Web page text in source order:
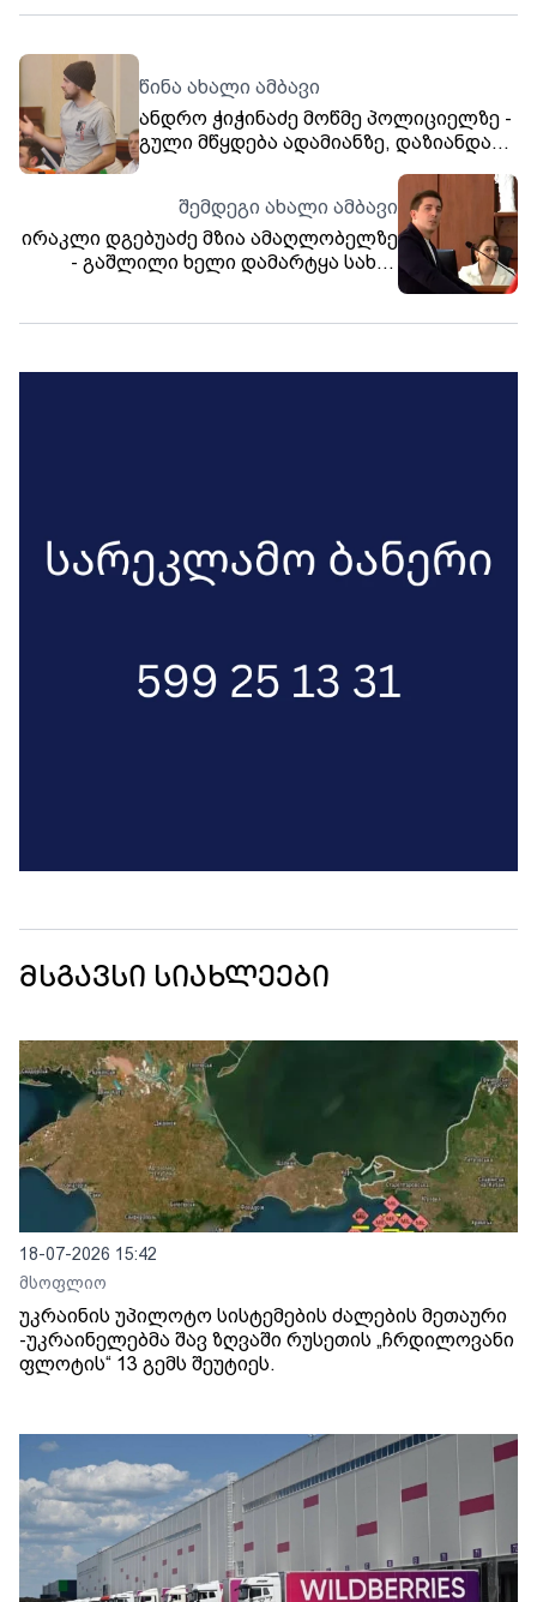
წინა ახალი ამბავი
ანდრო ჭიჭინაძე მოწმე პოლიციელზე -
გული მწყდება ადამიანზე, დაზიანდა
მხარეს ჩვენ ვართ, თითქოს წვლილი
მიგვიძღვის ამაში - ჩვენ არავინ
დაგვიზიანებია
შემდეგი ახალი ამბავი
ირაკლი დგებუაძე მზია ამაღლობელზე
- გაშლილი ხელი დამარტყა სახის
მსგავსი სიახლეები
18-07-2026 15:42
მსოფლიო
უკრაინის უპილოტო სისტემების ძალების მეთაური
-უკრაინელებმა შავ ზღვაში რუსეთის „ჩრდილოვანი
ფლოტის“ 13 გემს შეუტიეს.